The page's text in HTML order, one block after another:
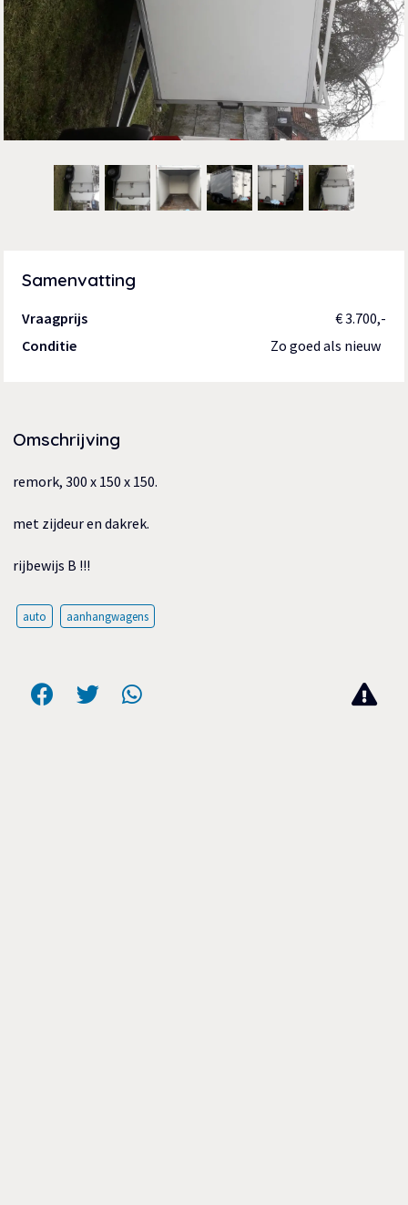
Samenvatting
Vraagprijs
€ 3.700,-
Conditie
Zo goed als nieuw
Omschrijving
remork, 300 x 150 x 150.
met zijdeur en dakrek.
rijbewijs B !!!
auto aanhangwagens